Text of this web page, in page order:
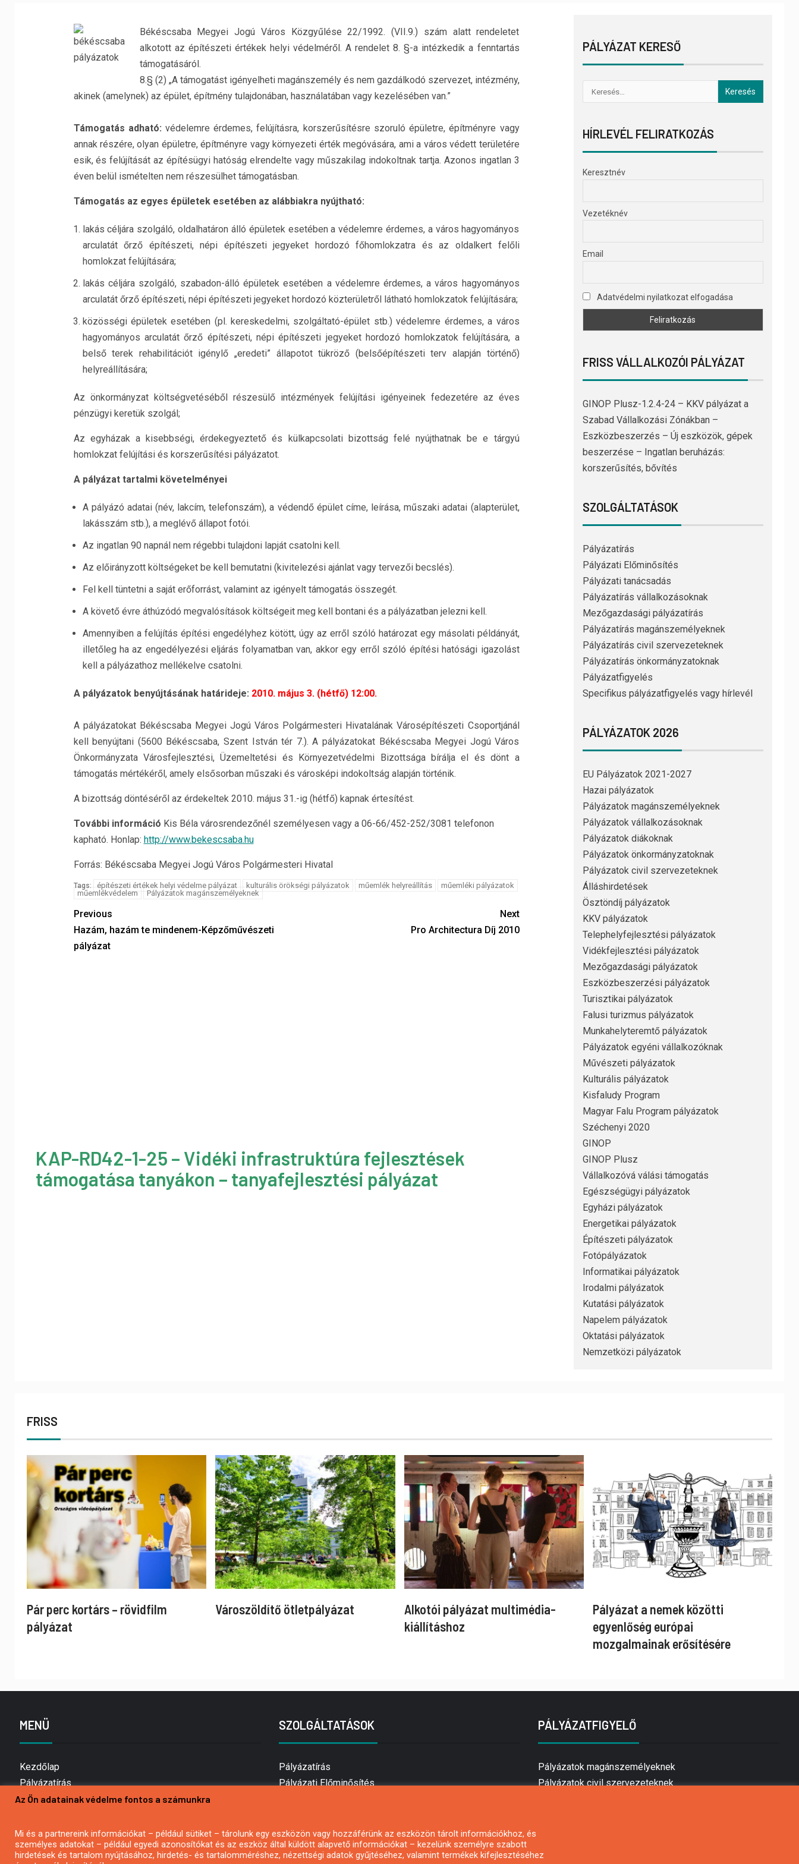
Békéscsaba Megyei Jogú Város Közgyűlése 22/1992. (VII.9.) szám alatt rendeletet
alkotott az építészeti értékek helyi védelméről. A rendelet 8. §-a intézkedik a fenntartás
támogatásáról.
8.§ (2) „A támogatást igényelheti magánszemély és nem gazdálkodó szervezet, intézmény,
akinek (amelynek) az épület, építmény tulajdonában, használatában vagy kezelésében van.”
Támogatás adható: védelemre érdemes, felújításra, korszerűsítésre szoruló épületre, építményre vagy
annak részére, olyan épületre, építményre vagy környezeti érték megóvására, ami a város védett területére
esik, és felújítását az építésügyi hatóság elrendelte vagy műszakilag indokoltnak tartja. Azonos ingatlan 3
éven belül ismételten nem részesülhet támogatásban.
Támogatás az egyes épületek esetében az alábbiakra nyújtható:
lakás céljára szolgáló, oldalhatáron álló épületek esetében a védelemre érdemes, a város hagyományos
arculatát őrző építészeti, népi építészeti jegyeket hordozó főhomlokzatra és az oldalkert felőli
homlokzat felújítására;
lakás céljára szolgáló, szabadon-álló épületek esetében a védelemre érdemes, a város hagyományos
arculatát őrző építészeti, népi építészeti jegyeket hordozó közterületről látható homlokzatok felújítására;
közösségi épületek esetében (pl. kereskedelmi, szolgáltató-épület stb.) védelemre érdemes, a város
hagyományos arculatát őrző építészeti, népi építészeti jegyeket hordozó homlokzatok felújítására, a
belső terek rehabilitációt igénylő „eredeti” állapotot tükröző (belsőépítészeti terv alapján történő)
helyreállítására;
Az önkormányzat költségvetéséből részesülő intézmények felújítási igényeinek fedezetére az éves
pénzügyi keretük szolgál;
Az egyházak a kisebbségi, érdekegyeztető és külkapcsolati bizottság felé nyújthatnak be e tárgyú
homlokzat felújítási és korszerűsítési pályázatot.
A pályázat tartalmi követelményei
A pályázó adatai (név, lakcím, telefonszám), a védendő épület címe, leírása, műszaki adatai (alapterület,
lakásszám stb.), a meglévő állapot fotói.
Az ingatlan 90 napnál nem régebbi tulajdoni lapját csatolni kell.
Az előirányzott költségeket be kell bemutatni (kivitelezési ajánlat vagy tervezői becslés).
Fel kell tüntetni a saját erőforrást, valamint az igényelt támogatás összegét.
A követő évre áthúzódó megvalósítások költségeit meg kell bontani és a pályázatban jelezni kell.
Amennyiben a felújítás építési engedélyhez kötött, úgy az erről szóló határozat egy másolati példányát,
illetőleg ha az engedélyezési eljárás folyamatban van, akkor egy erről szóló építési hatósági igazolást
kell a pályázathoz mellékelve csatolni.
A pályázatok benyújtásának határideje: 2010. május 3. (hétfő) 12:00.
A pályázatokat Békéscsaba Megyei Jogú Város Polgármesteri Hivatalának Városépítészeti Csoportjánál
kell benyújtani (5600 Békéscsaba, Szent István tér 7.). A pályázatokat Békéscsaba Megyei Jogú Város
Önkormányzata Városfejlesztési, Üzemeltetési és Környezetvédelmi Bizottsága bírálja el és dönt a
támogatás mértékéről, amely elsősorban műszaki és városképi indokoltság alapján történik.
A bizottság döntéséről az érdekeltek 2010. május 31.-ig (hétfő) kapnak értesítést.
További információ Kis Béla városrendezőnél személyesen vagy a 06-66/452-252/3081 telefonon
kapható. Honlap: http://www.bekescsaba.hu
Forrás: Békéscsaba Megyei Jogú Város Polgármesteri Hivatal
Tags: építészeti értékek helyi védelme pályázat kulturális örökségi pályázatok műemlék helyreállítás
műemléki pályázatok
műemlékvédelem
Pályázatok magánszemélyeknek
Previous
Hazám, hazám te mindenem-Képzőművészeti
pályázat
Next
Pro Architectura Díj 2010
KAP-RD42-1-25 – Vidéki infrastruktúra fejlesztések
támogatása tanyákon – tanyafejlesztési pályázat
PÁLYÁZAT KERESŐ
HÍRLEVÉL FELIRATKOZÁS
Keresztnév
Vezetéknév
Email
Adatvédelmi nyilatkozat elfogadása
FRISS VÁLLALKOZÓI PÁLYÁZAT
GINOP Plusz-1.2.4-24 – KKV pályázat a
Szabad Vállalkozási Zónákban –
Eszközbeszerzés – Új eszközök, gépek
beszerzése – Ingatlan beruházás:
korszerűsítés, bővítés
SZOLGÁLTATÁSOK
Pályázatírás
Pályázati Előminősítés
Pályázati tanácsadás
Pályázatírás vállalkozásoknak
Mezőgazdasági pályázatírás
Pályázatírás magánszemélyeknek
Pályázatírás civil szervezeteknek
Pályázatírás önkormányzatoknak
Pályázatfigyelés
Specifikus pályázatfigyelés vagy hírlevél
PÁLYÁZATOK 2026
EU Pályázatok 2021-2027
Hazai pályázatok
Pályázatok magánszemélyeknek
Pályázatok vállalkozásoknak
Pályázatok diákoknak
Pályázatok önkormányzatoknak
Pályázatok civil szervezeteknek
Álláshirdetések
Ösztöndíj pályázatok
KKV pályázatok
Telephelyfejlesztési pályázatok
Vidékfejlesztési pályázatok
Mezőgazdasági pályázatok
Eszközbeszerzési pályázatok
Turisztikai pályázatok
Falusi turizmus pályázatok
Munkahelyteremtő pályázatok
Pályázatok egyéni vállalkozóknak
Művészeti pályázatok
Kulturális pályázatok
Kisfaludy Program
Magyar Falu Program pályázatok
Széchenyi 2020
GINOP
GINOP Plusz
Vállalkozóvá válási támogatás
Egészségügyi pályázatok
Egyházi pályázatok
Energetikai pályázatok
Építészeti pályázatok
Fotópályázatok
Informatikai pályázatok
Irodalmi pályázatok
Kutatási pályázatok
Napelem pályázatok
Oktatási pályázatok
Nemzetközi pályázatok
FRISS
Pár perc kortárs – rövidfilm
pályázat
Városzöldítő ötletpályázat
Alkotói pályázat multimédia-
kiállításhoz
Pályázat a nemek közötti
egyenlőség európai
mozgalmainak erősítésére
MENÜ
Kezdőlap
Pályázatírás
Bemutatkozás
Hírlevél feliratkozás
Impresszum
SZOLGÁLTATÁSOK
Pályázatírás
Pályázati Előminősítés
Mezőgazdasági pályázatírás
Pályázatírás magánszemélyeknek
PÁLYÁZATFIGYELŐ
Pályázatok magánszemélyeknek
Pályázatok civil szervezeteknek
Az Ön adatainak védelme fontos a számunkra
Mi és a partnereink információkat – például sütiket – tárolunk egy eszközön vagy hozzáférünk az eszközön tárolt információkhoz, és
személyes adatokat – például egyedi azonosítókat és az eszköz által küldött alapvető információkat – kezelünk személyre szabott
hirdetések és tartalom nyújtásához, hirdetés- és tartalomméréshez, nézettségi adatok gyűjtéséhez, valamint termékek kifejlesztéséhez